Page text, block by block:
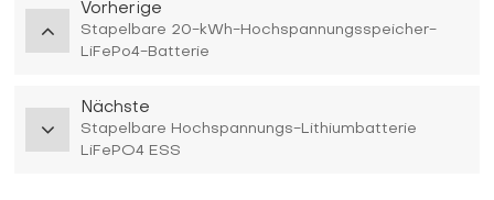
Vorherige
Stapelbare 20-kWh-Hochspannungsspeicher-
LiFePo4-Batterie
Nächste
Stapelbare Hochspannungs-Lithiumbatterie
LiFePO4 ESS